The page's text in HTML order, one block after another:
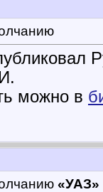
можно в